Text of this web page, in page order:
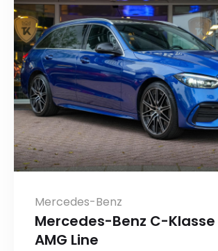
Mercedes-Benz
Mercedes-Benz C-Klasse
AMG Line